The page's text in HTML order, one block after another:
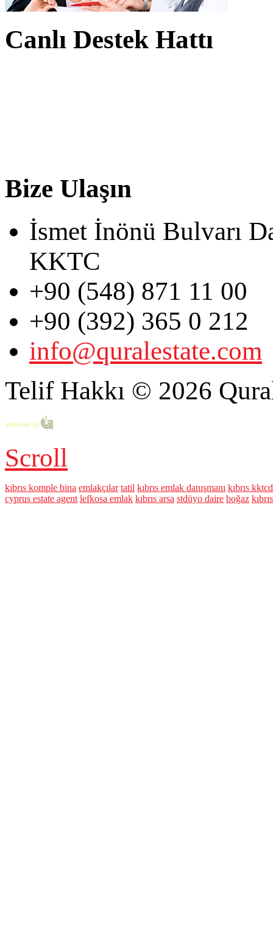
Canlı Destek Hattı
Bize Ulaşın
İsmet İnönü Bulvarı
KKTC
+90 (548) 871 11 00
+90 (392) 365 0 212
info@quralestate.com
Telif Hakkı © 2026
Scroll
kıbrıs komple bina emlakçılar tatil kıbrıs emlak danışmanı kıbrıs
cyprus estate agent lefkosa emlak kıbrıs arsa stdüyo daire boğaz